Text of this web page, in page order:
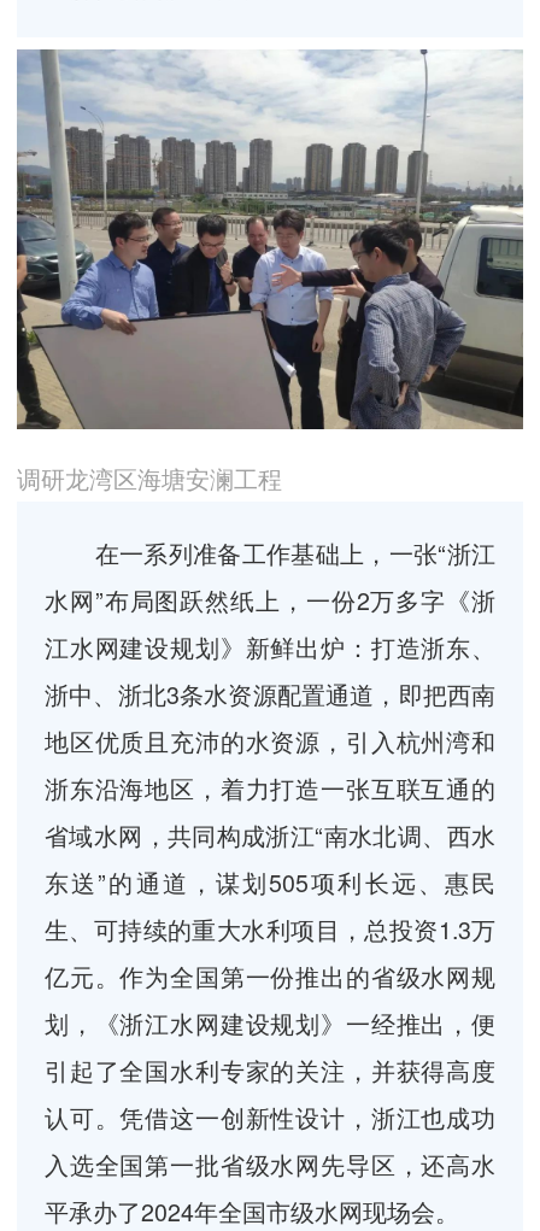
调研龙湾区海塘安澜工程
在一系列准备工作基础上，一张“浙江
水网”布局图跃然纸上，一份2万多字《浙
江水网建设规划》新鲜出炉：打造浙东、
浙中、浙北3条水资源配置通道，即把西南
地区优质且充沛的水资源，引入杭州湾和
浙东沿海地区，着力打造一张互联互通的
省域水网，共同构成浙江“南水北调、西水
东送”的通道，谋划505项利长远、惠民
生、可持续的重大水利项目，总投资1.3万
亿元。作为全国第一份推出的省级水网规
划，《浙江水网建设规划》一经推出，便
引起了全国水利专家的关注，并获得高度
认可。凭借这一创新性设计，浙江也成功
入选全国第一批省级水网先导区，还高水
平承办了2024年全国市级水网现场会。